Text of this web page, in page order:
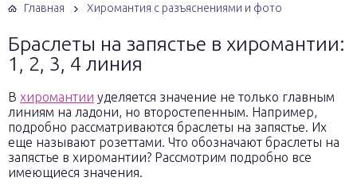
Главная Хиромантия с разъяснениями и фото
Браслеты на запястье в хиромантии:
1, 2, 3, 4 линия
В хиромантии уделяется значение не только главным
линиям на ладони, но второстепенным. Например,
подробно рассматриваются браслеты на запястье. Их
еще называют розеттами. Что обозначают браслеты на
запястье в хиромантии? Рассмотрим подробно все
имеющиеся значения.